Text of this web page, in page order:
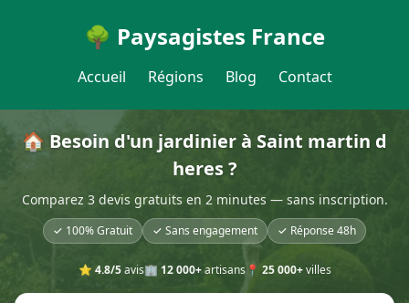
🌳 Paysagistes France
Accueil Régions Blog Contact
🏠 Besoin d'un jardinier à Saint martin d
heres ?
Comparez 3 devis gratuits en 2 minutes — sans inscription.
✓ 100% Gratuit ✓ Sans engagement ✓ Réponse 48h
⭐ 4.8/5avis🏢 12 000+artisans📍 25 000+villes